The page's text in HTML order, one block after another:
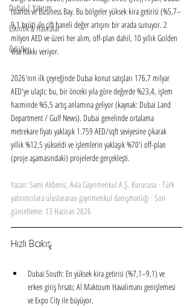
Dubai | Yatırım
Etkinlik & Hatıralar
Ödüller
Islands ve Business Bay. Bu bölgeler yüksek kira getirisi (%5,7–
9,1 brüt) ile çift haneli değer artışını bir arada sunuyor. 2
milyon AED ve üzeri her alım, off-plan dahil, 10 yıllık Golden
Visa hakkı veriyor.
2026'nın ilk çeyreğinde Dubai konut satışları 176,7 milyar
AED'ye ulaştı; bu, bir önceki yıla göre değerde %23,4, işlem
hacminde %5,5 artış anlamına geliyor (kaynak: Dubai Land
Department / Gulf News). Dubai genelinde ortalama
metrekare fiyatı yaklaşık 1.759 AED/sqft seviyesine çıkarak
yıllık %12,5 yükseldi ve işlemlerin yaklaşık %70'i off-plan
(proje aşamasındaki) projelerde gerçekleşti.
Yazan: Sami Akbeniz, Avla Gayrimenkul A.Ş. Kurucusu · Türk
yatırımcılara uluslararası gayrimenkul danışmanlığı · Son
güncelleme: 13 Haziran 2026
Hızlı Bakış
Dubai South: En yüksek kira getirisi (%7,1–9,1) ve
erken giriş fırsatı; Al Maktoum Havalimanı genişlemesi
ve Expo City ile büyüyor.